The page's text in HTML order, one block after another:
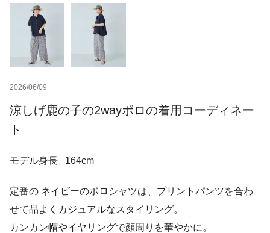
2026/06/09
涼しげ鹿の子の2wayポロの着用コーディネー
ト
モデル身長 164cm
定番の ネイビーのポロシャツは、プリントパンツを合わ
せて品よくカジュアルなスタイリング。
カンカン帽やイヤリングで顔周りを華やかに。